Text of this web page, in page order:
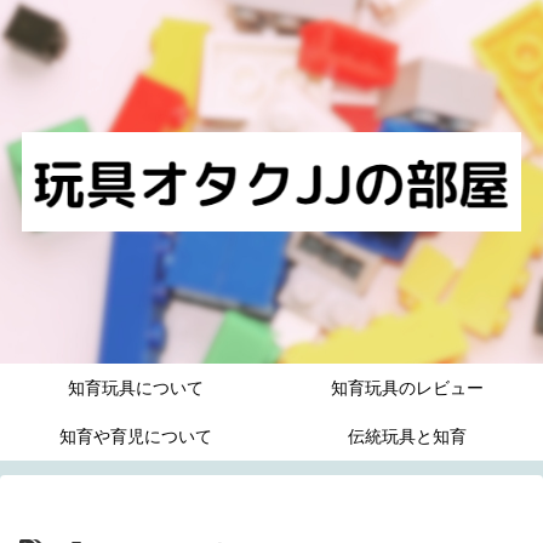
知育玩具について 知育玩具のレビュー
知育や育児について 伝統玩具と知育